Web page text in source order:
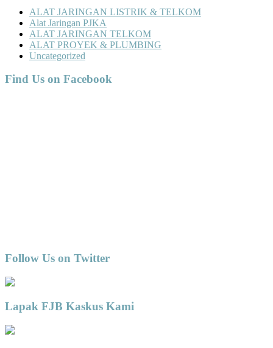
ALAT JARINGAN LISTRIK & TELKOM
Alat Jaringan PJKA
ALAT JARINGAN TELKOM
ALAT PROYEK & PLUMBING
Uncategorized
Find Us on Facebook
Follow Us on Twitter
Lapak FJB Kaskus Kami